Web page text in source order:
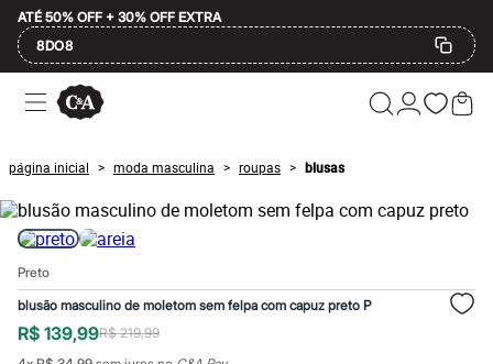
ATÉ 50% OFF + 30% OFF EXTRA
8DO8
Ofertas
Compre por Departamento
Masculino
Infantil
Calçados
Mindse7
Plus Size
Até 40% off
Até 60% off
A partir de 60% off
Feminino
Em alta
página inicial > moda masculina > roupas > blusas
Preto
blusão masculino de moletom sem felpa com capuz preto P
R$ 139,99R$ 219,99